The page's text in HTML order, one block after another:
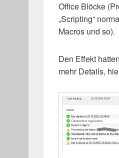
Office Blöcke
„Scripting“
Macros und so).
Den Effekt hatten
mehr Details,